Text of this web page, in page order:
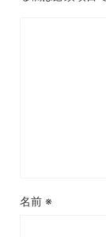
名前 ※